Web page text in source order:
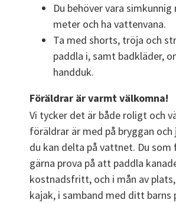
Du behöver vara
meter och ha vattenvana.
Ta med shorts, tröja och
paddla i, samt badkläder,
handduk.
Föräldrar är varmt välkomna!
Vi tycker det är både roligt och
föräldrar är med på bryggan
du kan delta på vattnet. Du
gärna prova på att paddla
kostnadsfritt, och i mån av
kajak, i samband med ditt barns